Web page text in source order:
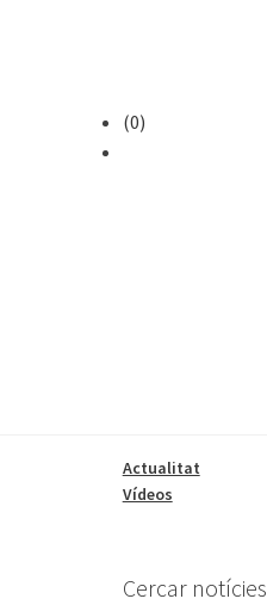
(0)
Actualitat
Vídeos
Cercar notícies